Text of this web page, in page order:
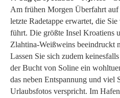
Am frühen Morgen Überfahrt
letzte Radetappe erwartet, die
führt. Die größte Insel Kroatiens
Zlahtina-Weißweins beeindruckt
Lassen Sie sich zudem
der Bucht von Soline ein
das neben Entspannung und viel
Urlaubsfotos verspricht. Im